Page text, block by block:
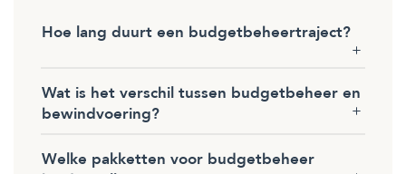
Hoe lang duurt een budgetbeheertraject?
Wat is het verschil tussen budgetbeheer en
bewindvoering?
Welke pakketten voor budgetbeheer